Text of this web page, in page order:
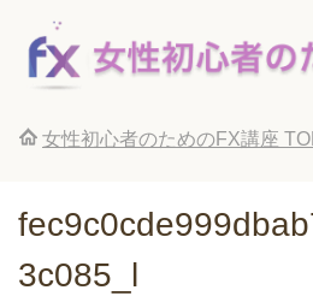
女性初心者のためのFX講座
3c085_l